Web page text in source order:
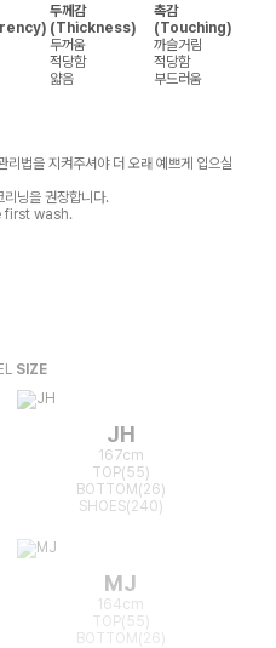
두께감
(Thickness)
촉감
(Touching)
두꺼움
까슬거림
적당함
적당함
얇음
부드러움
리법을 지켜주셔야 더 오래 예쁘게 입으실
닝을 권장합니다.
wash.
SIZE
JH
167cm
TOP(55)
BOTTOM(26)
SHOES(240)
MJ
164cm
TOP(55)
BOTTOM(26)